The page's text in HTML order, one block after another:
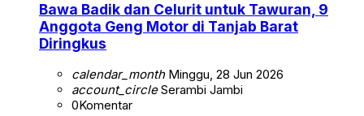
Bawa Badik dan Celurit untuk Tawuran, 9
Anggota Geng Motor di Tanjab Barat
Diringkus
calendar_monthMinggu, 28 Jun 2026
account_circleSerambi Jambi
0Komentar